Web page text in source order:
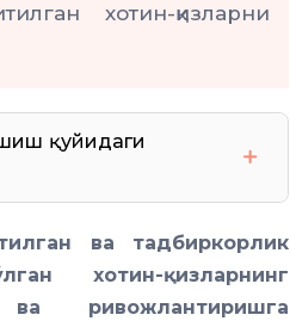
хотин-қизларни
қуйидаги
аёл
ва тадбиркорлик
хотин-қизларнинг
ривожлантиришга